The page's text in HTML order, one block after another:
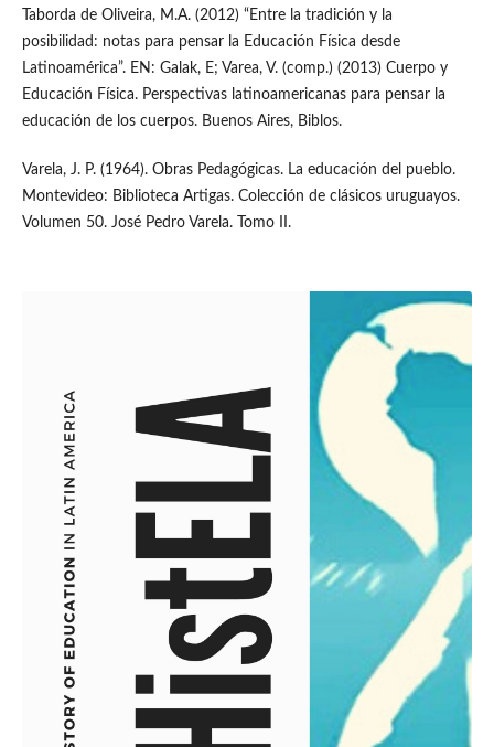
Taborda de Oliveira, M.A. (2012) “Entre la tradición y la
posibilidad: notas para pensar la Educación Física desde
Latinoamérica”. EN: Galak, E; Varea, V. (comp.) (2013) Cuerpo y
Educación Física. Perspectivas latinoamericanas para pensar la
educación de los cuerpos. Buenos Aires, Biblos.
Varela, J. P. (1964). Obras Pedagógicas. La educación del pueblo.
Montevideo: Biblioteca Artigas. Colección de clásicos uruguayos.
Volumen 50. José Pedro Varela. Tomo II.